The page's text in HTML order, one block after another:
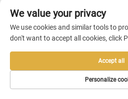
DOMOVSKÁ
We value your privacy
We use cookies and similar tools to
don't want to accept all cookies, click
Personalize
Accept all